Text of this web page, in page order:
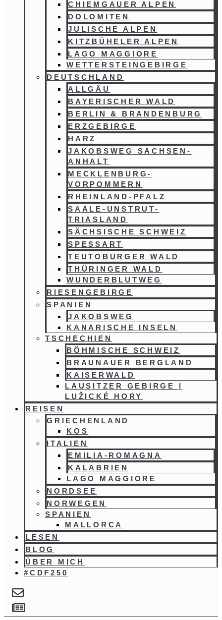
CHIEMGAUER ALPEN
DOLOMITEN
JULISCHE ALPEN
KITZBÜHELER ALPEN
LAGO MAGGIORE
WETTERSTEINGEBIRGE
DEUTSCHLAND
ALLGÄU
BAYERISCHER WALD
BERLIN & BRANDENBURG
ERZGEBIRGE
HARZ
JAKOBSWEG SACHSEN-
ANHALT
MECKLENBURG-
VORPOMMERN
RHEINLAND-PFALZ
SAALE-UNSTRUT-
TRIASLAND
SÄCHSISCHE SCHWEIZ
SPESSART
TEUTOBURGER WALD
THÜRINGER WALD
WUNDERBLUTWEG
RIESENGEBIRGE
SPANIEN
JAKOBSWEG
KANARISCHE INSELN
TSCHECHIEN
BÖHMISCHE SCHWEIZ
BRAUNAUER BERGLAND
KAISERWALD
LAUSITZER GEBIRGE |
LUŽICKÉ HORY
REISEN
GRIECHENLAND
KOS
ITALIEN
EMILIA-ROMAGNA
KALABRIEN
LAGO MAGGIORE
NORDSEE
NORWEGEN
SPANIEN
MALLORCA
LESEN
BLOG
ÜBER MICH
#CDF250